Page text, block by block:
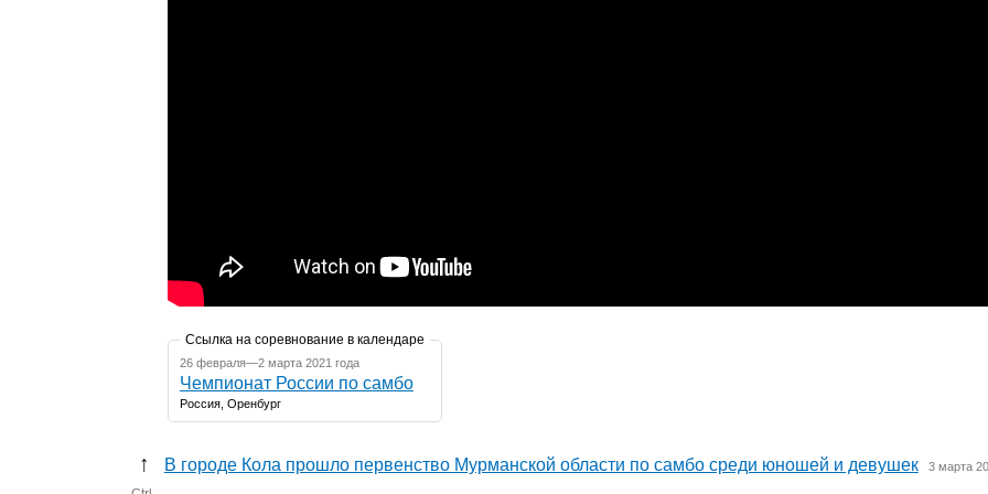
Ссылка на соревнование в календаре
26 февраля—2 марта 2021 года
Чемпионат России по самбо
Россия, Оренбург
↑ В городе Кола прошло первенство Мурманской области по самбо среди юношей и девушек 3 марта